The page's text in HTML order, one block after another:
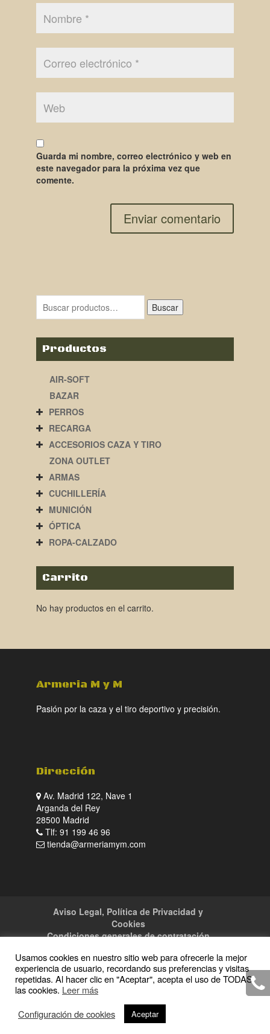
Guarda mi nombre, correo electrónico y web en
este navegador para la próxima vez que
comente.
Buscar
Productos
AIR-SOFT
BAZAR
PERROS
RECARGA
ACCESORIOS CAZA Y TIRO
ZONA OUTLET
ARMAS
CUCHILLERÍA
MUNICIÓN
ÓPTICA
ROPA-CALZADO
Carrito
No hay productos en el carrito.
Armeria M y M
Pasión por la caza y el tiro deportivo y precisión.
Dirección
Av. Madrid 122, Nave 1
Arganda del Rey
28500 Madrid
Tlf: 91 199 46 96
tienda@armeriamym.com
Aviso Legal, Política de Privacidad y
Cookies
Condiciones generales de contratación
Copyright · 2016 Armeria M y M · Todos los
derechos reservados
Usamos cookies en nuestro sitio web para ofrecerle la mejor
experiencia de usuario, recordando sus preferencias y visitas
repetidas. Al hacer clic en "Aceptar", acepta el uso de TODAS
las cookies. Leer más
Configuración de cookies
Aceptar